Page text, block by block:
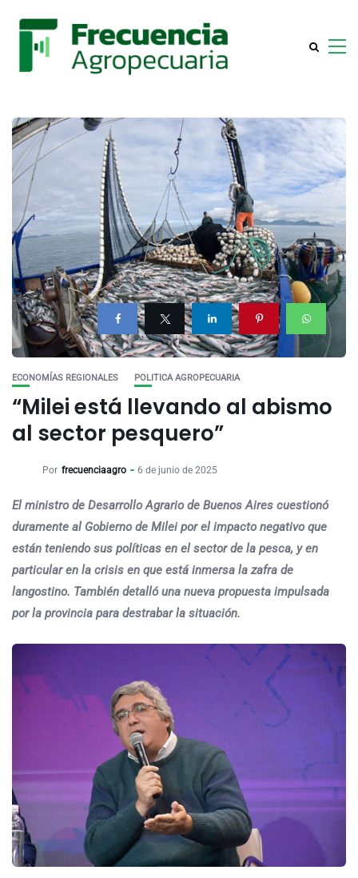
ECONOMÍAS REGIONALES POLITICA AGROPECUARIA
“Milei está llevando al abismo
al sector pesquero”
Por frecuenciaagro 6 de junio de 2025
El ministro de Desarrollo Agrario de Buenos Aires cuestionó
duramente al Gobierno de Milei por el impacto negativo que
están teniendo sus políticas en el sector de la pesca, y en
particular en la crisis en que está inmersa la zafra de
langostino. También detalló una nueva propuesta impulsada
por la provincia para destrabar la situación.